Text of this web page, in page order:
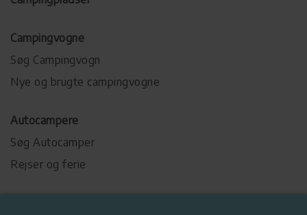
Campingvogne
Søg Campingvogn
Nye og brugte campingvogne
Autocampere
Søg Autocamper
Rejser og ferie